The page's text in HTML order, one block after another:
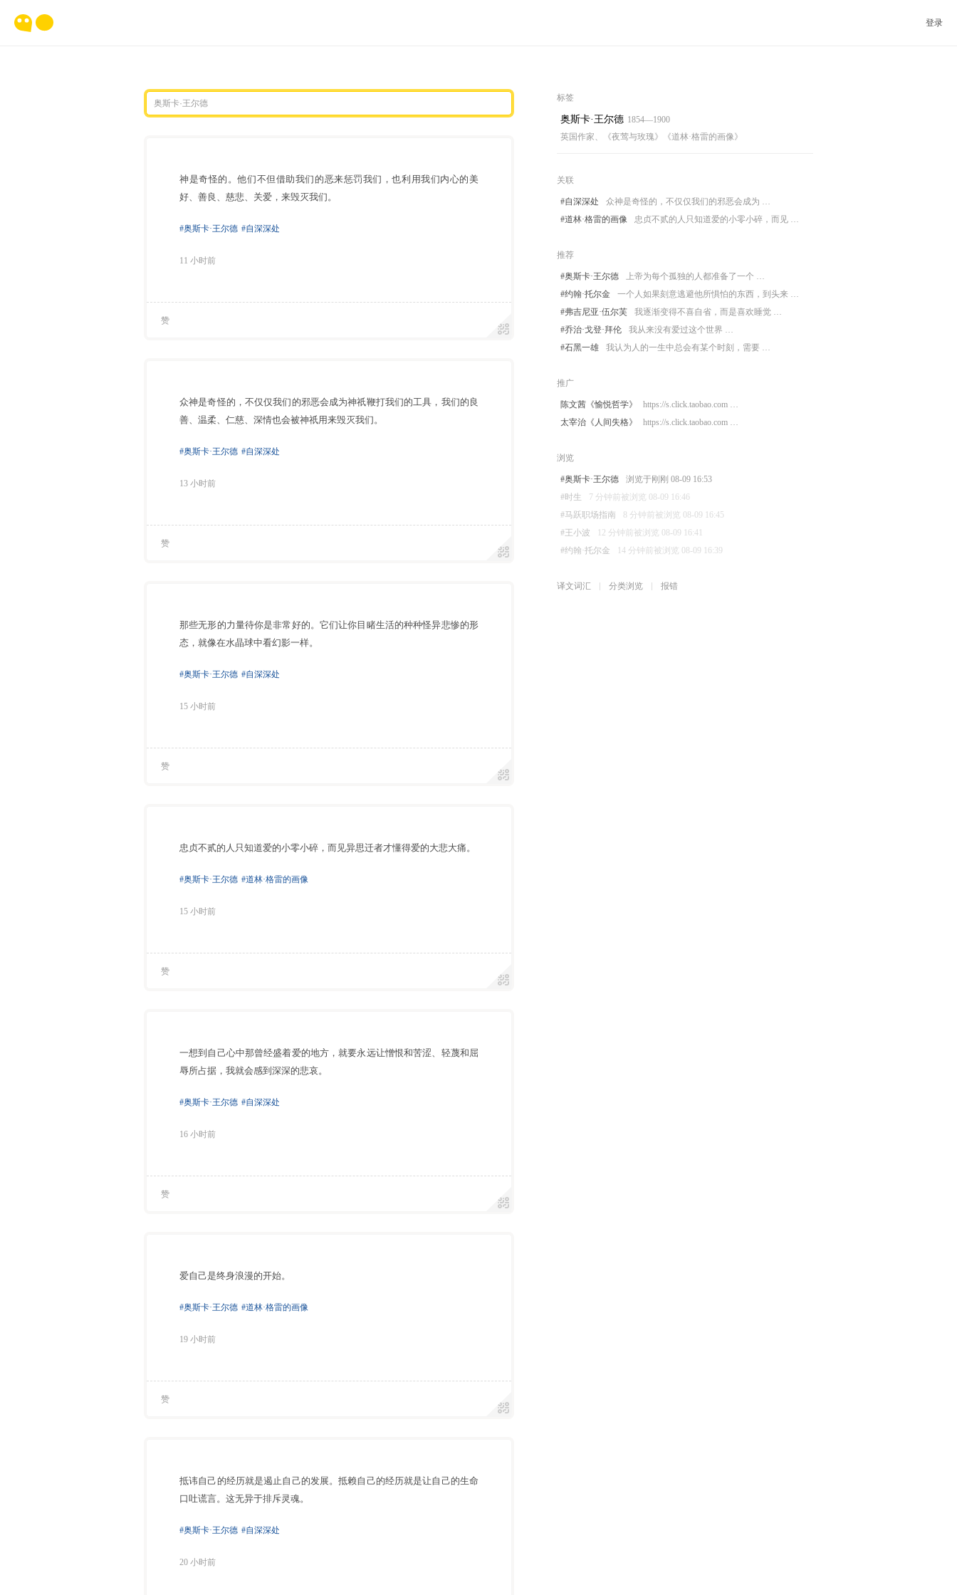
登录
神是奇怪的。他们不但借助我们的恶来惩罚我们，也利用我们内心的美
好、善良、慈悲、关爱，来毁灭我们。
#奥斯卡·王尔德 #自深深处
11 小时前
赞
众神是奇怪的，不仅仅我们的邪恶会成为神祇鞭打我们的工具，我们的良
善、温柔、仁慈、深情也会被神祇用来毁灭我们。
#奥斯卡·王尔德 #自深深处
13 小时前
赞
那些无形的力量待你是非常好的。它们让你目睹生活的种种怪异悲惨的形
态，就像在水晶球中看幻影一样。
#奥斯卡·王尔德 #自深深处
15 小时前
赞
忠贞不贰的人只知道爱的小零小碎，而见异思迁者才懂得爱的大悲大痛。
#奥斯卡·王尔德 #道林·格雷的画像
15 小时前
赞
一想到自己心中那曾经盛着爱的地方，就要永远让憎恨和苦涩、轻蔑和屈
辱所占据，我就会感到深深的悲哀。
#奥斯卡·王尔德 #自深深处
16 小时前
赞
爱自己是终身浪漫的开始。
#奥斯卡·王尔德 #道林·格雷的画像
19 小时前
赞
抵讳自己的经历就是遏止自己的发展。抵赖自己的经历就是让自己的生命
口吐谎言。这无异于排斥灵魂。
#奥斯卡·王尔德 #自深深处
20 小时前
标签
奥斯卡·王尔德 1854—1900
英国作家、《夜莺与玫瑰》《道林·格雷的画像》
关联
#自深深处
众神是奇怪的，不仅仅我们的邪恶会成为 …
#道林·格雷的画像
忠贞不贰的人只知道爱的小零小碎，而见 …
推荐
#奥斯卡·王尔德
上帝为每个孤独的人都准备了一个 …
#约翰·托尔金
一个人如果刻意逃避他所惧怕的东西，到头来 …
#弗吉尼亚·伍尔芙
我逐渐变得不喜自省，而是喜欢睡觉 …
#乔治·戈登·拜伦
我从来没有爱过这个世界 …
#石黑一雄
我认为人的一生中总会有某个时刻，需要 …
推广
陈文茜《愉悦哲学》
https://s.click.taobao.com …
太宰治《人间失格》
https://s.click.taobao.com …
浏览
#奥斯卡·王尔德
浏览于刚刚 08-09 16:53
#时生
7 分钟前被浏览 08-09 16:46
#马跃职场指南
8 分钟前被浏览 08-09 16:45
#王小波
12 分钟前被浏览 08-09 16:41
#约翰·托尔金
14 分钟前被浏览 08-09 16:39
译文词汇 分类浏览 报错